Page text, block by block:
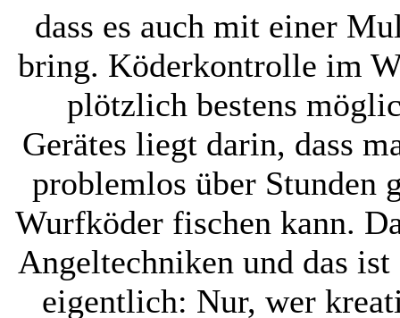
dass es auch mit einer
bring. Köderkontrolle im
plötzlich bestens
Gerätes liegt darin, dass
problemlos über Stunden
Wurfköder fischen kann.
Angeltechniken und das
eigentlich: Nur, wer